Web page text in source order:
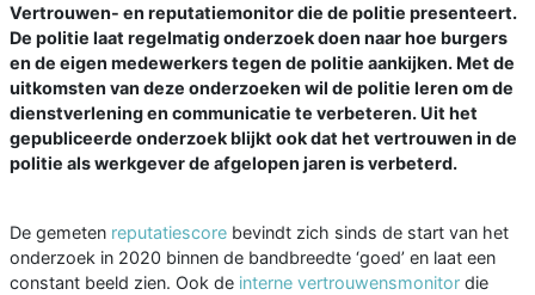
Vertrouwen- en reputatiemonitor die de politie presenteert.
De politie laat regelmatig onderzoek doen naar hoe burgers
en de eigen medewerkers tegen de politie aankijken. Met de
uitkomsten van deze onderzoeken wil de politie leren om de
dienstverlening en communicatie te verbeteren. Uit het
gepubliceerde onderzoek blijkt ook dat het vertrouwen in de
politie als werkgever de afgelopen jaren is verbeterd.
De gemeten reputatiescore bevindt zich sinds de start van het
onderzoek in 2020 binnen de bandbreedte ‘goed’ en laat een
constant beeld zien. Ook de interne vertrouwensmonitor die